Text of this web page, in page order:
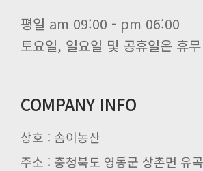
평일 am 09:00 - pm 06:00
토요일, 일요일 및 공휴일은 휴무
COMPANY INFO
상호 : 솜이농산
주소 : 충청북도 영동군 상촌면 유